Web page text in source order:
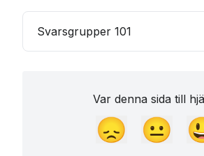
Svarsgrupper 101
Var denna sida till
😞 😐